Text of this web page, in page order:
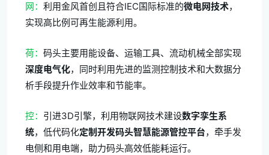
网： 利用金风首创且符合IEC国际标准的微电网技术，
实现高比例可再生能源利用。
荷： 码头主要用能设备、运输工具、流动机械全部实现
深度电气化，同时利用先进的监测控制技术和大数据分
析手段提升作业效率和节能率。
控： 引进3D引擎，利用物联网技术建设数字孪生系
统，低代码化定制开发码头智慧能源管控平台，牵手发
电侧和用电端，助力码头高效低能耗运行。